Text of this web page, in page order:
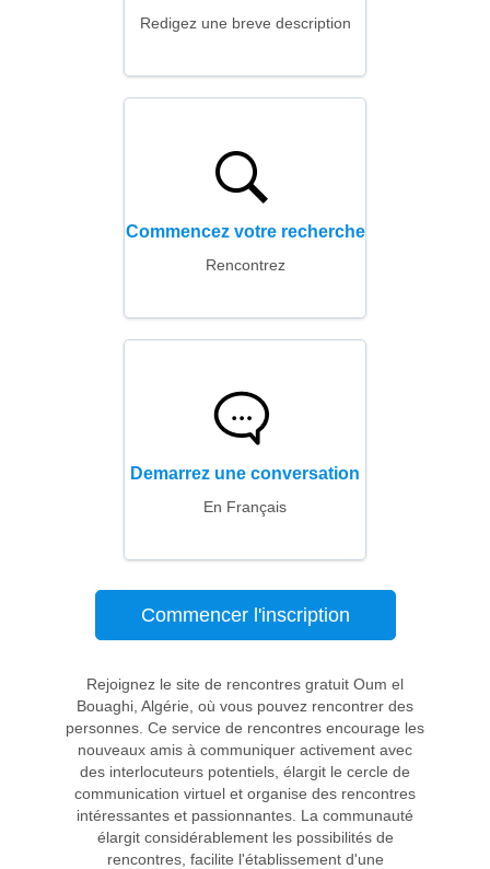
Redigez une breve description
Commencez votre recherche
Rencontrez
Demarrez une conversation
En Français
Commencer l'inscription
Rejoignez le site de rencontres gratuit Oum el
Bouaghi, Algérie, où vous pouvez rencontrer des
personnes. Ce service de rencontres encourage les
nouveaux amis à communiquer activement avec
des interlocuteurs potentiels, élargit le cercle de
communication virtuel et organise des rencontres
intéressantes et passionnantes. La communauté
élargit considérablement les possibilités de
rencontres, facilite l'établissement d'une